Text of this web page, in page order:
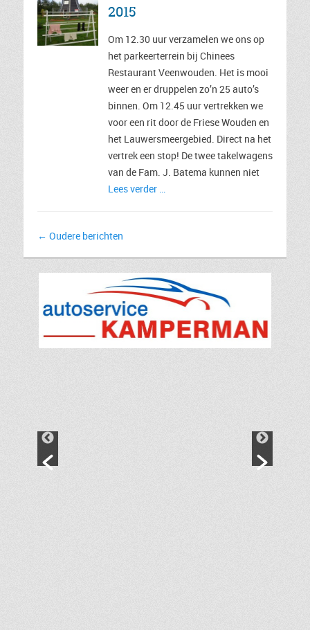
2015
Om 12.30 uur verzamelen we ons op
het parkeerterrein bij Chinees
Restaurant Veenwouden. Het is mooi
weer en er druppelen zo’n 25 auto’s
binnen. Om 12.45 uur vertrekken we
voor een rit door de Friese Wouden en
het Lauwersmeergebied. Direct na het
vertrek een stop! De twee takelwagens
van de Fam. J. Batema kunnen niet
Lees verder …
Bericht
← Oudere berichten